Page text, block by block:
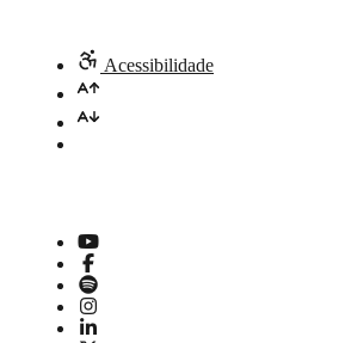
Acessibilidade